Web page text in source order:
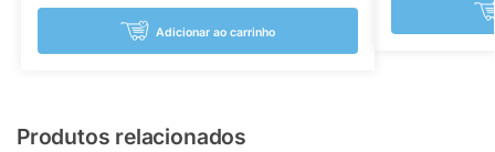
Adicionar ao carrinho
Produtos relacionados